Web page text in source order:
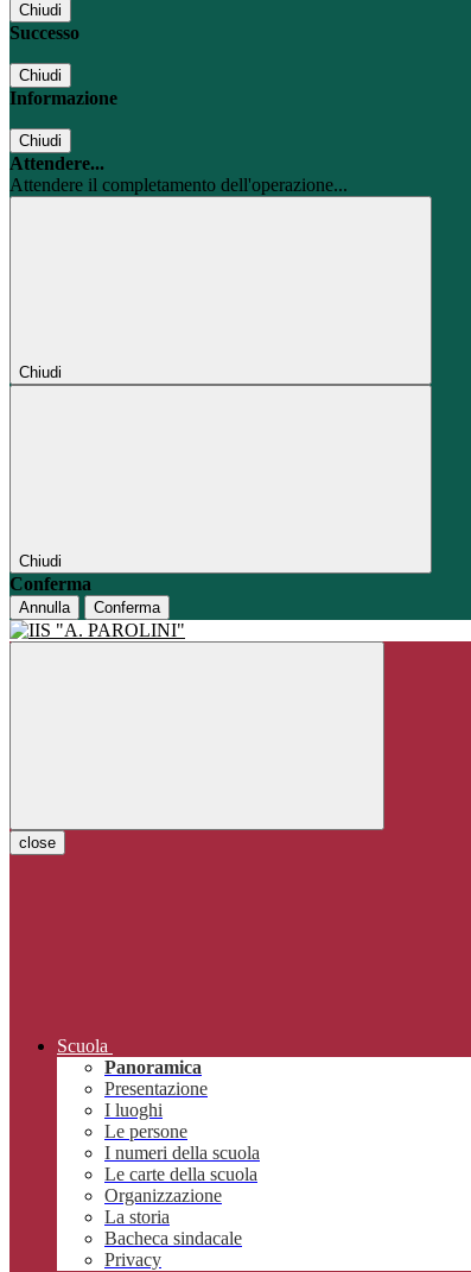
Chiudi
Successo
Chiudi
Informazione
Chiudi
Attendere...
Attendere il completamento dell'operazione...
Chiudi
Chiudi
Conferma
Annulla Conferma
close
Scuola
Panoramica
Presentazione
I luoghi
Le persone
I numeri della scuola
Le carte della scuola
Organizzazione
La storia
Bacheca sindacale
Privacy